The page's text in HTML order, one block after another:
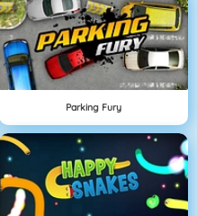
Parking Fury